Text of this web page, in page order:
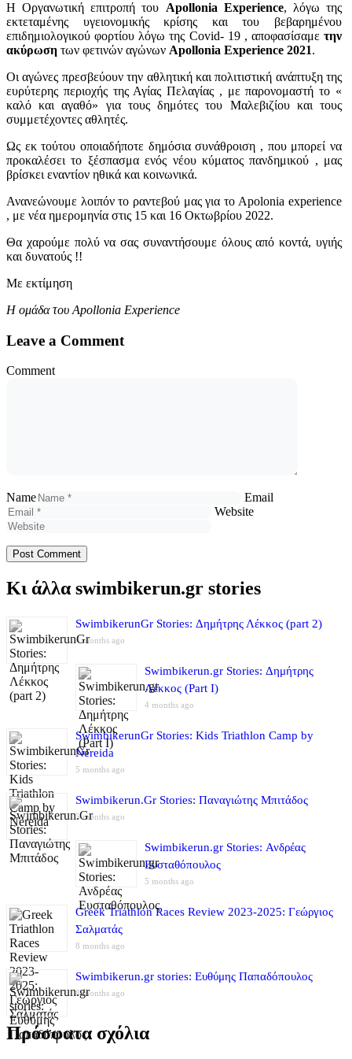
Η Οργανωτική επιτροπή του Apollonia Experience, λόγω της
εκτεταμένης υγειονομικής κρίσης και του βεβαρημένου
επιδημιολογικού φορτίου λόγω της Covid- 19 , αποφασίσαμε την
ακύρωση των φετινών αγώνων Apollonia Experience 2021.
Oι αγώνες πρεσβεύουν την αθλητική και πολιτιστική ανάπτυξη της
ευρύτερης περιοχής της Αγίας Πελαγίας , με παρονομαστή το «
καλό και αγαθό» για τους δημότες του Μαλεβιζίου και τους
συμμετέχοντες αθλητές.
Ως εκ τούτου οποιαδήποτε δημόσια συνάθροιση , που μπορεί να
προκαλέσει το ξέσπασμα ενός νέου κύματος πανδημικού , μας
βρίσκει εναντίον ηθικά και κοινωνικά.
Ανανεώνουμε λοιπόν το ραντεβού μας για το Apolonia experience
, με νέα ημερομηνία στις 15 και 16 Οκτωβρίου 2022.
Θα χαρούμε πολύ να σας συναντήσουμε όλους από κοντά, υγιής
και δυνατούς !!
Με εκτίμηση
Η ομάδα του Apollonia Experience
Leave a Comment
Comment
Name
Email
Website
Κι άλλα swimbikerun.gr stories
SwimbikerunGr Stories: Δημήτρης Λέκκος (part 2)
4 months ago
Swimbikerun.gr Stories: Δημήτρης
Λέκκος (Part I)
4 months ago
SwimbikerunGr Stories: Kids Triathlon Camp by
Nereida
5 months ago
Swimbikerun.Gr Stories: Παναγιώτης Μπιτάδος
5 months ago
Swimbikerun.gr Stories: Ανδρέας
Ευσταθόπουλος
5 months ago
Greek Triathlon Races Review 2023-2025: Γεώργιος
Σαλματάς
8 months ago
Swimbikerun.gr stories: Ευθύμης Παπαδόπουλος
8 months ago
Πρόσφατα σχόλια